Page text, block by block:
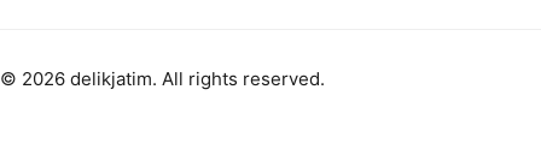
© 2026 delikjatim. All rights reserved.